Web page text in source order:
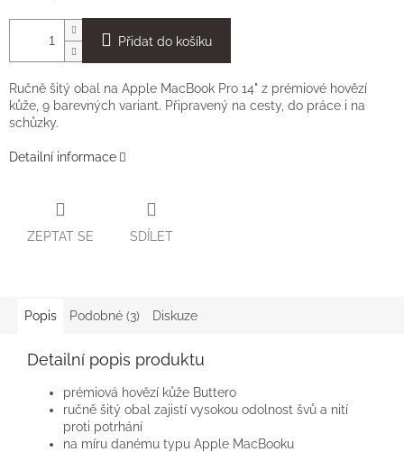
Přidat do košíku
Ručně šitý obal na Apple MacBook Pro 14" z prémiové hovězí
kůže, 9 barevných variant. Připravený na cesty, do práce i na
schůzky.
Detailní informace
ZEPTAT SE SDÍLET
Popis Podobné (3) Diskuze
Detailní popis produktu
prémiová hovězí kůže Buttero
ručně šitý obal zajistí vysokou odolnost švů a nití
proti potrhání
na míru danému typu Apple MacBooku